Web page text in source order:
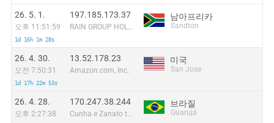
26. 5. 1.
오후 11:51:59
1d 16h 1m 28s
197.185.173.37
RAIN GROUP HOLDINGS (PTY) LTD
남아프리카
Sandton
26. 4. 30.
오전 7:50:31
1d 17h 22m 53s
13.52.178.23
Amazon.com, Inc.
미국
San Jose
26. 4. 28.
오후 2:27:38
170.247.38.244
Cunha e Zanato telecom LTDA ME
브라질
Guarujá